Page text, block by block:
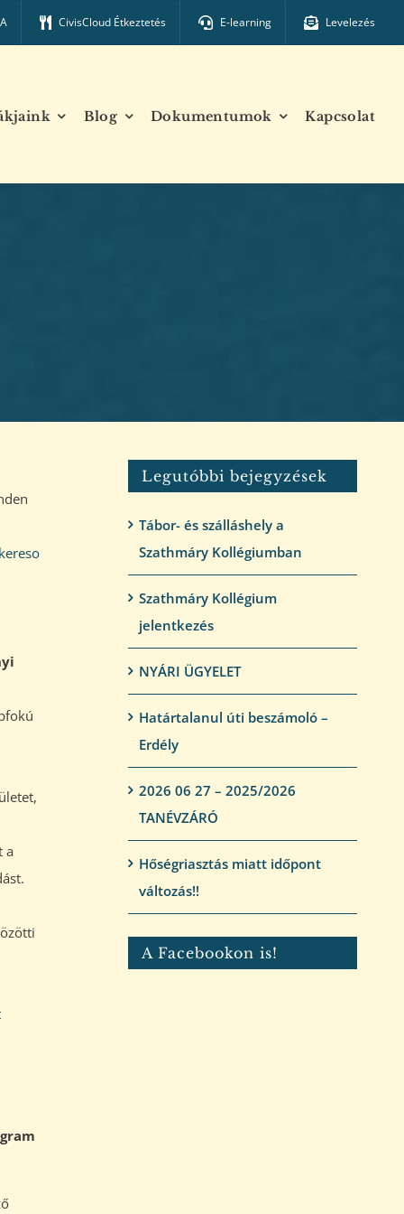
CivisCloud Étkeztetés E-learning Levelezés
Blog Dokumentumok Kapcsolat
a
Legutóbbi bejegyzések
Tábor- és szálláshely a
Szathmáry Kollégiumban
Szathmáry Kollégium
jelentkezés
NYÁRI ÜGYELET
Határtalanul úti beszámoló –
Erdély
2026 06 27 – 2025/2026
TANÉVZÁRÓ
Hőségriasztás miatt időpont
változás!!
A Facebookon is!